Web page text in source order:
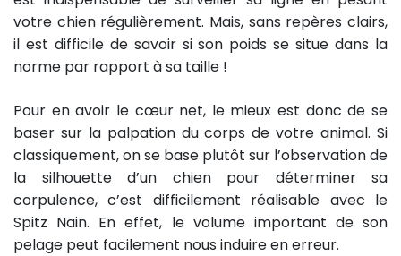
votre chien régulièrement. Mais, sans repères clairs,
il est difficile de savoir si son poids se situe dans la
norme par rapport à sa taille !
Pour en avoir le cœur net, le mieux est donc de se
baser sur la palpation du corps de votre animal. Si
classiquement, on se base plutôt sur l’observation de
la silhouette d’un chien pour déterminer sa
corpulence, c’est difficilement réalisable avec le
Spitz Nain. En effet, le volume important de son
pelage peut facilement nous induire en erreur.